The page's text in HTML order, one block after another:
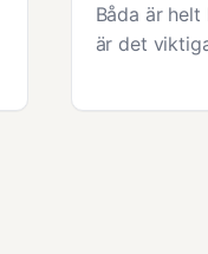
Båda är
är det